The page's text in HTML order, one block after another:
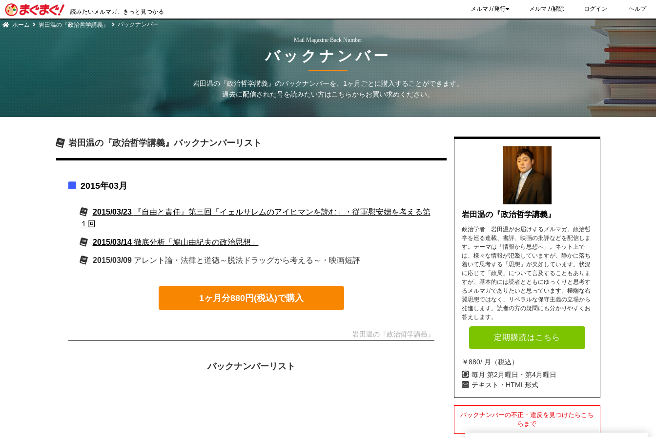
読みたいメルマガ、きっと見つかる メルマガ発行 メルマガ解除 ログイン ヘルプ
ホーム 岩田温の『政治哲学講義』 バックナンバー
Mail Magazine Back Number
バックナンバー
岩田温の『政治哲学講義』 のバックナンバーを、1ヶ月ごとに購入することができます。
過去に配信された号を読みたい方はこちらからお買い求めください。
岩田温の『政治哲学講義』バックナンバーリスト
2015年03月
2015/03/23
『自由と責任』第三回「イェルサレムのアイヒマンを読む」・従軍慰安婦を考える第
１回
2015/03/14 徹底分析「鳩山由紀夫の政治思想」
2015/03/09 アレント論・法律と道徳～脱法ドラッグから考える～・映画短評
1ヶ月分880円(税込)で購入
岩田温の『政治哲学講義』
バックナンバーリスト
岩田温の『政治哲学講義』
政治学者 岩田温がお届けするメルマガ。政治哲
学を巡る連載、書評、映画の批評などを配信しま
す。テーマは「情報から思想へ」。ネット上で
は、様々な情報が氾濫していますが、静かに落ち
着いて思考する「思想」が欠如しています。状況
に応じて「政局」について言及することもありま
すが、基本的には読者とともにゆっくりと思考す
るメルマガでありたいと思っています。極端な右
翼思想ではなく、リベラルな保守主義の立場から
発進します。読者の方の疑問にも分かりやすくお
答えします。
定期購読はこちら
￥880/ 月（税込）
毎月 第2月曜日・第4月曜日
テキスト・HTML形式
バックナンバーの不正・違反を見つけたらこち
らまで